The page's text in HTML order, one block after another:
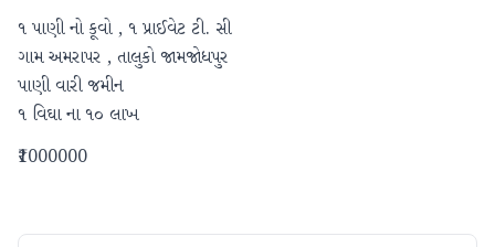
૧ પાણી નો કૂવો , ૧ પ્રાઈવેટ ટી. સી
ગામ અમરાપર , તાલુકો જામજોધપુર
પાણી વારી જમીન
૧ વિઘા ના ૧૦ લાખ
₹1000000